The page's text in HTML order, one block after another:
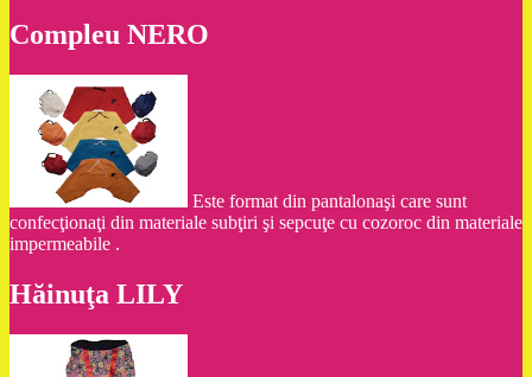
Compleu NERO
Este format din pantalonaşi care sunt
confecţionaţi din materiale subţiri şi sepcuţe cu cozoroc din materiale
impermeabile .
Hăinuţa LILY